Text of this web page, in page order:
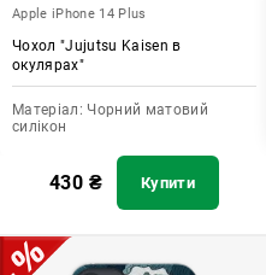
Apple iPhone 14 Plus
Чохол "Jujutsu Kaisen в
окулярах"
Матеріал: Чорний матовий
силікон
430 ₴ Купити